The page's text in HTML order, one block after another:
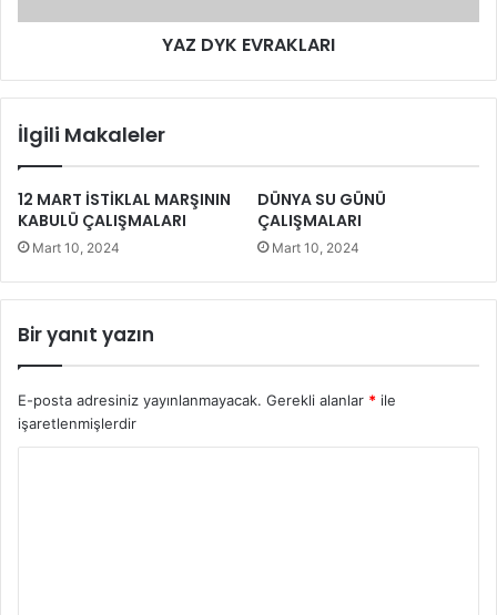
YAZ DYK EVRAKLARI
İlgili Makaleler
12 MART İSTİKLAL MARŞININ
KABULÜ ÇALIŞMALARI
Mart 10, 2024
DÜNYA SU GÜNÜ
ÇALIŞMALARI
Mart 10, 2024
Bir yanıt yazın
E-posta adresiniz yayınlanmayacak. Gerekli alanlar * ile
işaretlenmişlerdir